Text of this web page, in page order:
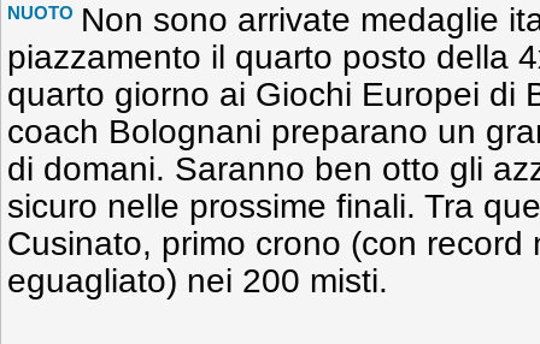
NUOTO Non sono arrivate medaglie
piazzamento il quarto posto della
quarto giorno ai Giochi Europei di
coach Bolognani preparano un
di domani. Saranno ben otto gli
sicuro nelle prossime finali. Tra
Cusinato, primo crono (con record
eguagliato) nei 200 misti.